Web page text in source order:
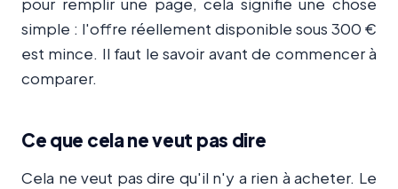
simple : l'offre réellement disponible sous 300 €
est mince. Il faut le savoir avant de commencer à
comparer.
Ce que cela ne veut pas dire
Cela ne veut pas dire qu'il n'y a rien à acheter. Le